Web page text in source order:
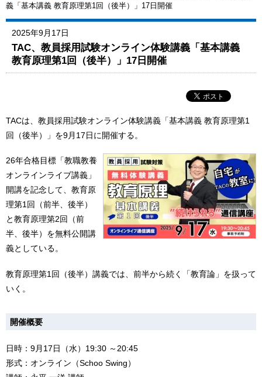
義「基本講義 教育原理第1回（後半）」17日開催
2025年9月17日
TAC、教員採用試験オンライン体験講義「基本講義
教育原理第1回（後半）」17日開催
TACは、教員採用試験オンライン体験講義「基本講義 教育原理第1
回（後半）」を9月17日に開催する。
26年合格目標「教職教養
オンラインライブ講義」
開講を記念して、教育原
理第1回（前半、後半）
と教育原理第2回（前
半、後半）を無料公開講
義としている。
教育原理第1回（後半）講義では、前半から続く「教育論」を扱って
いく。
開催概要
日時：9月17日（水）19:30 ～20:45
形式：オンライン（Schoo Swing）